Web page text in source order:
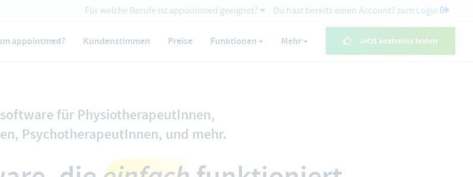
Für welche Berufe ist appointmed geeignet? Du hast bereits einen Account? zum Login
appointmed? Kundenstimmen Preise Funktionen Mehr Jetzt kostenlos testen
für PhysiotherapeutInnen,
, PsychotherapeutInnen, und mehr.